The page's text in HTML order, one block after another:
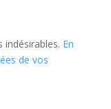
indésirables. En
de vos